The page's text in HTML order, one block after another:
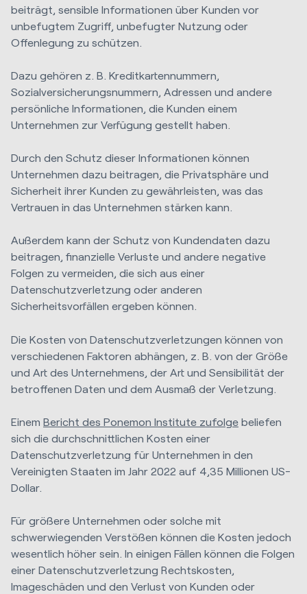
beiträgt, sensible Informationen über Kunden vor
unbefugtem Zugriff, unbefugter Nutzung oder
Offenlegung zu schützen.
Dazu gehören z. B. Kreditkartennummern,
Sozialversicherungsnummern, Adressen und andere
persönliche Informationen, die Kunden einem
Unternehmen zur Verfügung gestellt haben.
Durch den Schutz dieser Informationen können
Unternehmen dazu beitragen, die Privatsphäre und
Sicherheit ihrer Kunden zu gewährleisten, was das
Vertrauen in das Unternehmen stärken kann.
Außerdem kann der Schutz von Kundendaten dazu
beitragen, finanzielle Verluste und andere negative
Folgen zu vermeiden, die sich aus einer
Datenschutzverletzung oder anderen
Sicherheitsvorfällen ergeben können.
Die Kosten von Datenschutzverletzungen können von
verschiedenen Faktoren abhängen, z. B. von der Größe
und Art des Unternehmens, der Art und Sensibilität der
betroffenen Daten und dem Ausmaß der Verletzung.
Einem Bericht des Ponemon Institute zufolge beliefen
sich die durchschnittlichen Kosten einer
Datenschutzverletzung für Unternehmen in den
Vereinigten Staaten im Jahr 2022 auf 4,35 Millionen US-
Dollar.
Für größere Unternehmen oder solche mit
schwerwiegenden Verstößen können die Kosten jedoch
wesentlich höher sein. In einigen Fällen können die Folgen
einer Datenschutzverletzung Rechtskosten,
Imageschäden und den Verlust von Kunden oder